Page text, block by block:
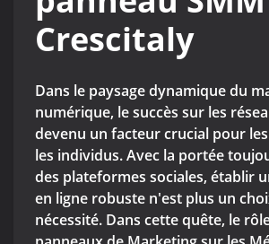
Crescitaly
Dans le paysage dynamique du
numérique, le succès sur les
devenu un facteur crucial pour
les individus. Avec la portée
des plateformes sociales, établir
en ligne robuste n'est plus un
nécessité. Dans cette quête, le